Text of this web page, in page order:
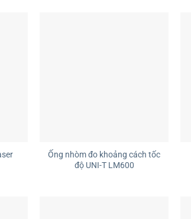
Ống nhòm đo khoảng cách tốc
độ UNI-T LM600